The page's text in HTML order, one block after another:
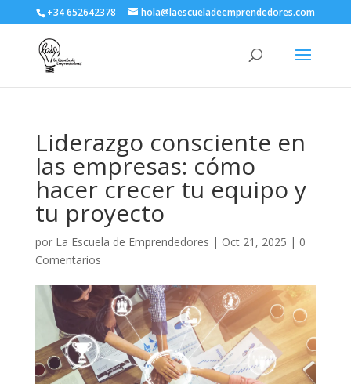
+34 652642378 hola@laescueladeemprendedores.com
Liderazgo consciente en
las empresas: cómo
hacer crecer tu equipo y
tu proyecto
por La Escuela de Emprendedores | Oct 21, 2025 | 0
Comentarios